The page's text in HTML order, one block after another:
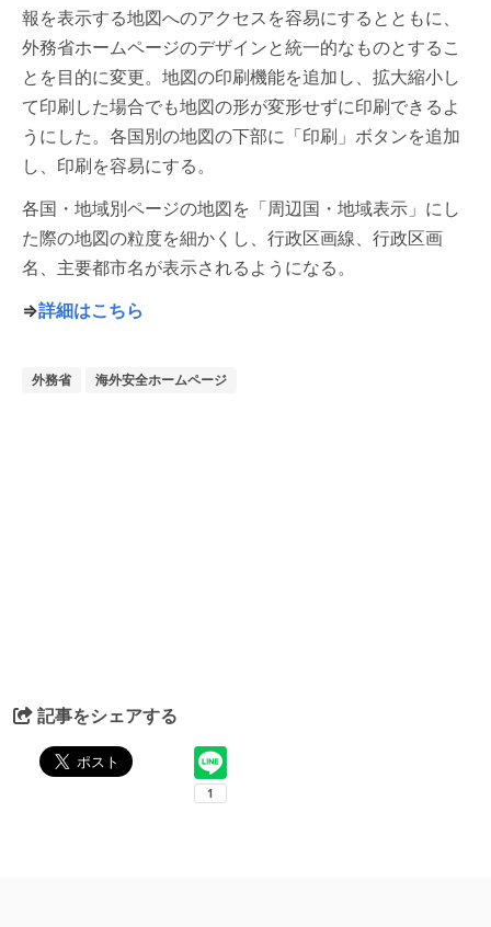
報を表示する地図へのアクセスを容易にするとともに、
外務省ホームページのデザインと統一的なものとするこ
とを目的に変更。地図の印刷機能を追加し、拡大縮小し
て印刷した場合でも地図の形が変形せずに印刷できるよ
うにした。各国別の地図の下部に「印刷」ボタンを追加
し、印刷を容易にする。
各国・地域別ページの地図を「周辺国・地域表示」にし
た際の地図の粒度を細かくし、行政区画線、行政区画
名、主要都市名が表示されるようになる。
⇒詳細はこちら
外務省 海外安全ホームページ
記事をシェアする